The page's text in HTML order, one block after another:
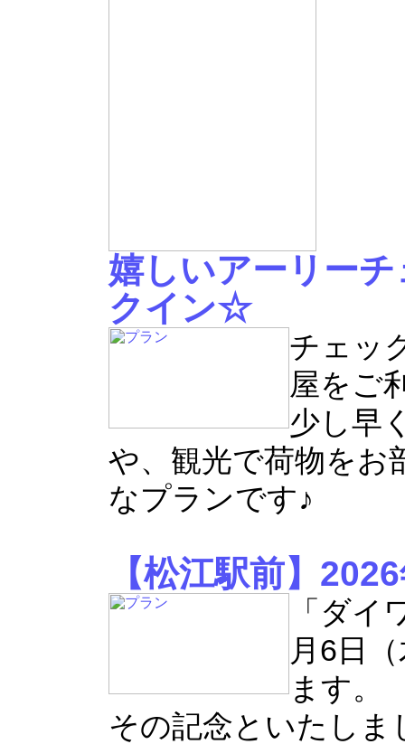
嬉しいアーリー
クイン☆
チェッ
屋をご
少し早
や、観光で荷物をお
なプランです♪
【松江駅前】
「ダ
月6日
ます。
その記念といたし